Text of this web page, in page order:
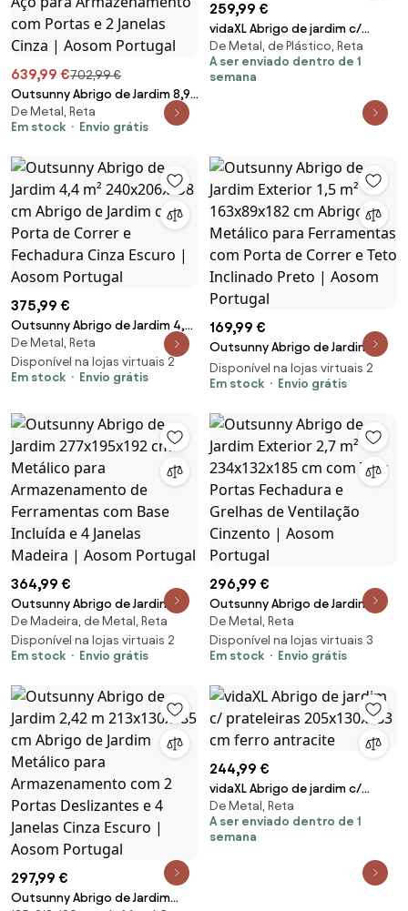
639,99 €702,99 €
Outsunny Abrigo de Jardim 8,9
m² 280x345x201 cm Abrigo de
Exterior de Aço para
2 Janelas Cinza | Aosom
Portugal
De Metal, Reta
Em stock
Envio grátis
259,99 €
vidaXL Abrigo de jardim c/
prateleiras 205x130x183 cm
ferro cinzento
De Metal, de Plástico, Reta
A ser enviado dentro de 1
semana
375,99 €
Outsunny Abrigo de Jardim 4,4
m² 240x206x198 cm Abrigo de
Jardim com Porta de Correr e
Fechadura Cinza Escuro |
De Metal, Reta
Disponível na lojas virtuais 2
Em stock
Envio grátis
169,99 €
Outsunny Abrigo de Jardim
Exterior 1,5 m² 163x89x182 cm
Abrigo Metálico para
Correr e Teto Inclinado Preto |
Aosom Portugal
Disponível na lojas virtuais 2
Em stock
Envio grátis
364,99 €
Outsunny Abrigo de Jardim
277x195x192 cm Metálico para
Armazenamento de
Ferramentas com Base Incluída
Portugal
De Madeira, de Metal, Reta
Disponível na lojas virtuais 2
Em stock
Envio grátis
296,99 €
Outsunny Abrigo de Jardim
Exterior 2,7 m² 234x132x185 cm
com Três Portas Fechadura e
Grelhas de Ventilação
De Metal, Reta
Disponível na lojas virtuais 3
Em stock
Envio grátis
297,99 €
Outsunny Abrigo de Jardim
244,99 €
vidaXL Abrigo de jardim c/
prateleiras 205x130x183 cm
ferro antracite
De Metal, Reta
A ser enviado dentro de 1
semana